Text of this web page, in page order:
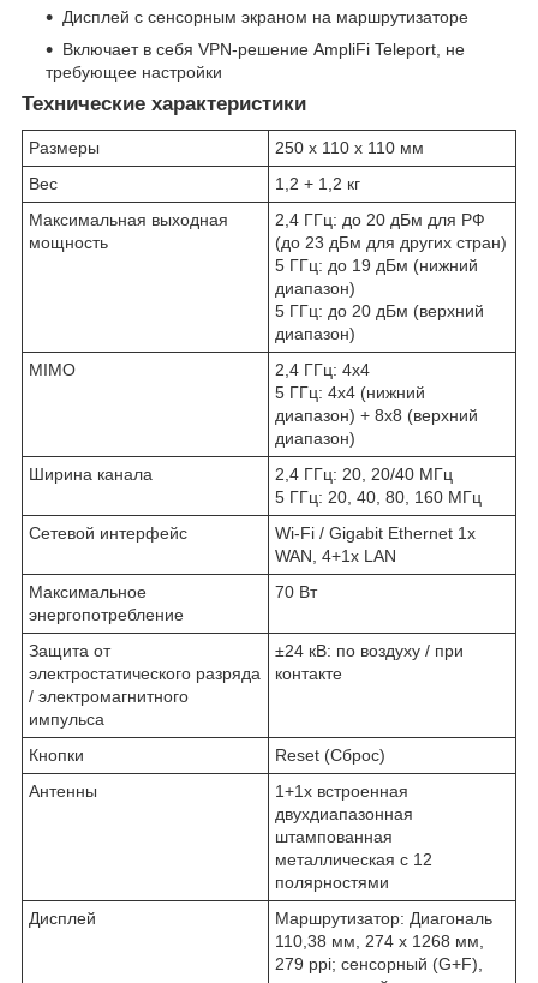
Дисплей с сенсорным экраном на маршрутизаторе
Включает в себя VPN-решение AmpliFi Teleport, не
требующее настройки
Технические характеристики
Размеры
250 х 110 х 110 мм
Вес
1,2 + 1,2 кг
Максимальная выходная
мощность
2,4 ГГц: до 20 дБм для РФ
(до 23 дБм для других стран)
5 ГГц: до 19 дБм (нижний
диапазон)
5 ГГц: до 20 дБм (верхний
диапазон)
MIMO
2,4 ГГц: 4x4
5 ГГц: 4x4 (нижний
диапазон) + 8x8 (верхний
диапазон)
Ширина канала
2,4 ГГц: 20, 20/40 МГц
5 ГГц: 20, 40, 80, 160 МГц
Сетевой интерфейс
Wi-Fi / Gigabit Ethernet 1х
WAN, 4+1х LAN
Максимальное
энергопотребление
70 Вт
Защита от
электростатического разряда
/ электромагнитного
импульса
±24 кВ: по воздуху / при
контакте
Кнопки
Reset (Сброс)
Антенны
1+1х встроенная
двухдиапазонная
штампованная
металлическая с 12
полярностями
Дисплей
Маршрутизатор: Диагональ
110,38 мм, 274 x 1268 мм,
279 ppi; сенсорный (G+F),